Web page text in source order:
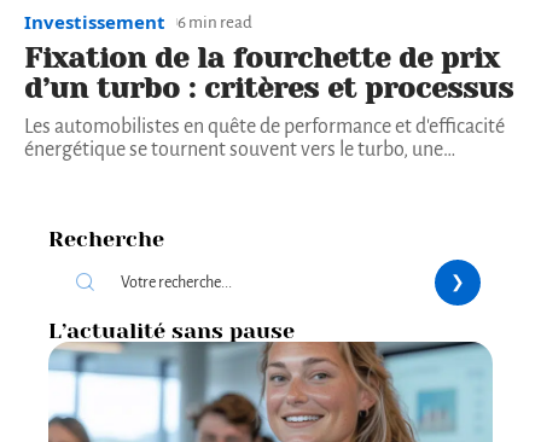
Investissement 6 min read
Fixation de la fourchette de prix
d’un turbo : critères et processus
Les automobilistes en quête de performance et d'efficacité
énergétique se tournent souvent vers le turbo, une…
Recherche
L’actualité sans pause